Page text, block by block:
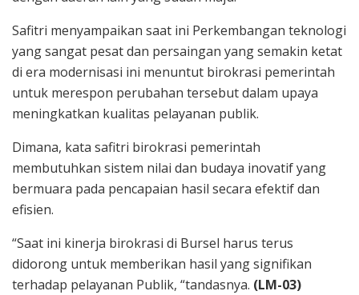
Safitri menyampaikan saat ini Perkembangan teknologi
yang sangat pesat dan persaingan yang semakin ketat
di era modernisasi ini menuntut birokrasi pemerintah
untuk merespon perubahan tersebut dalam upaya
meningkatkan kualitas pelayanan publik.
Dimana, kata safitri birokrasi pemerintah
membutuhkan sistem nilai dan budaya inovatif yang
bermuara pada pencapaian hasil secara efektif dan
efisien.
“Saat ini kinerja birokrasi di Bursel harus terus
didorong untuk memberikan hasil yang signifikan
terhadap pelayanan Publik, “tandasnya. (LM-03)